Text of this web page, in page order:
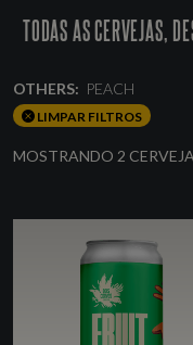
TODAS AS CERVEJAS,
OTHERS: PEACH
LIMPAR FILTROS
MOSTRANDO 2